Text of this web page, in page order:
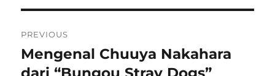
pos
PREVIOUS
Previous
post:
Mengenal Chuuya Nakahara